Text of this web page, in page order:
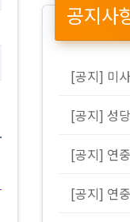
공지사
[공지] 미
[공지] 성
[공지] 연
[공지] 연